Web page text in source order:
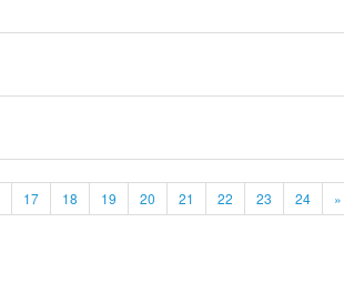
17 18 19 20 21 22 23 24 »